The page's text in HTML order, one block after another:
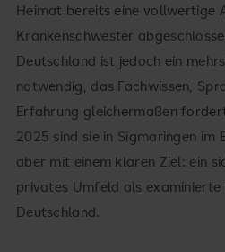
Heimat bereits eine vollwertige
Krankenschwester
Deutschland ist jedoch ein
notwendig, das Fachwissen,
Erfahrung gleichermaßen
2025 sind sie in Sigmaringen im
aber mit einem klaren Ziel: ein
privates Umfeld als
Deutschland.